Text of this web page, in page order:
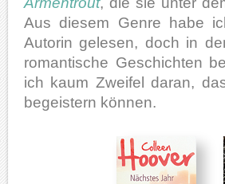
Aus diesem Genre habe
Autorin gelesen, doch in
romantische Geschichten
ich kaum Zweifel daran,
begeistern können.